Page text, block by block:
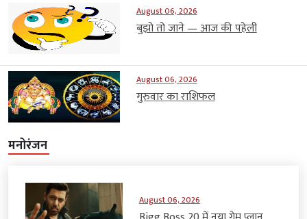
August 06, 2026
बुझो तो जाने — आज की पहेली
August 06, 2026
गुरुवार का राशिफल
मनोरंजन
August 06, 2026